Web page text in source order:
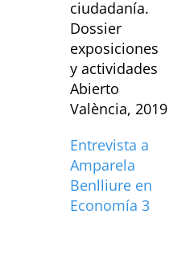
ciudadanía.
Dossier
exposiciones
y actividades
Abierto
València, 2019
Entrevista a
Amparela
Benlliure en
Economía 3